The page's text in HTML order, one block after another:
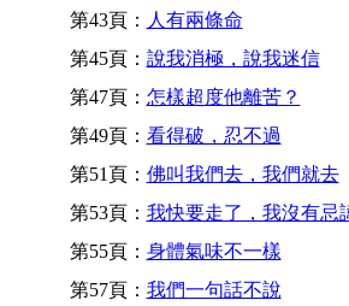
第43頁： 人有兩條命
第45頁： 說我消極，說我迷信
第47頁： 怎樣超度他離苦？
第49頁： 看得破，忍不過
第51頁： 佛叫我們去，我們就去
第53頁： 我快要走了，我沒有忌
第55頁： 身體氣味不一樣
第57頁： 我們一句話不說